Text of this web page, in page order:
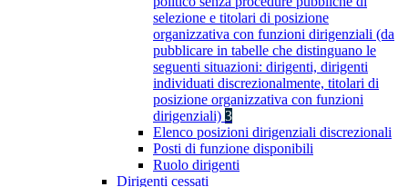
selezione e titolari di posizione
organizzativa con funzioni dirigenziali (da
pubblicare in tabelle che distinguano le
seguenti situazioni: dirigenti, dirigenti
individuati discrezionalmente, titolari di
posizione organizzativa con funzioni
dirigenziali) 3
Elenco posizioni dirigenziali discrezionali
Posti di funzione disponibili
Ruolo dirigenti
Dirigenti cessati